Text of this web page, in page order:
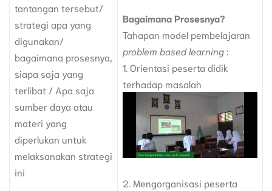
tantangan tersebut/
strategi apa yang
digunakan/
bagaimana prosesnya,
siapa saja yang
terlibat / Apa saja
sumber daya atau
materi yang
diperlukan untuk
melaksanakan strategi
ini
Bagaimana Prosesnya?
Tahapan model pembelajaran
problem based learning :
1. Orientasi peserta didik
terhadap masalah
2. Mengorganisasi peserta